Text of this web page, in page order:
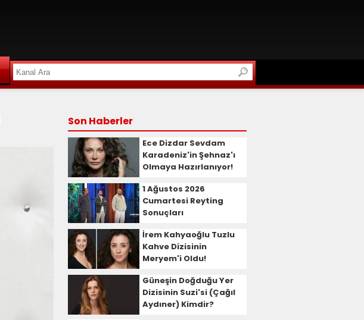
Son Haberler
Ece Dizdar Sevdam
Karadeniz'in Şehnaz'ı
Olmaya Hazırlanıyor!
1 Ağustos 2026
Cumartesi Reyting
Sonuçları
İrem Kahyaoğlu Tuzlu
Kahve Dizisinin
Meryem'i Oldu!
Güneşin Doğduğu Yer
Dizisinin Suzi'si (Çağıl
Aydıner) Kimdir?